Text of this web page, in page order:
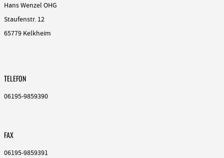
Hans Wenzel OHG
Staufenstr. 12
65779 Kelkheim
TELEFON
06195-9859390
FAX
06195-9859391